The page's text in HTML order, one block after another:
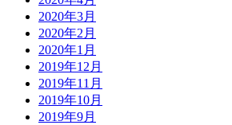
2020年3月
2020年2月
2020年1月
2019年12月
2019年11月
2019年10月
2019年9月